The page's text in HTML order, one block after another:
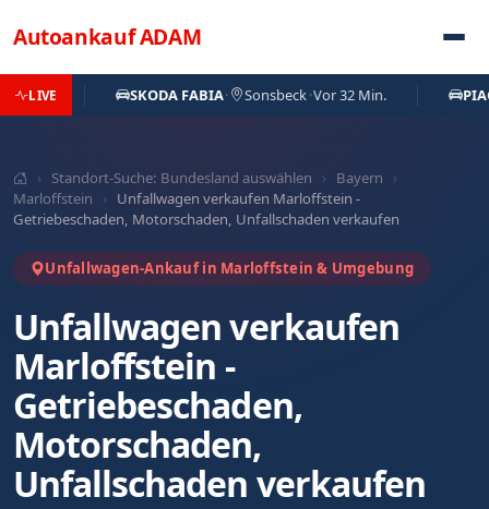
AutoankaufADAM
LIVE SKODA FABIA· Sonsbeck·Vor 32 Min. PIAGGIO
› Standort-Suche: Bundesland auswählen › Bayern
›
Marloffstein
›
Unfallwagen verkaufen Marloffstein -
Getriebeschaden, Motorschaden, Unfallschaden verkaufen
Unfallwagen-Ankauf in Marloffstein & Umgebung
Unfallwagen verkaufen
Marloffstein -
Getriebeschaden,
Motorschaden,
Unfallschaden verkaufen